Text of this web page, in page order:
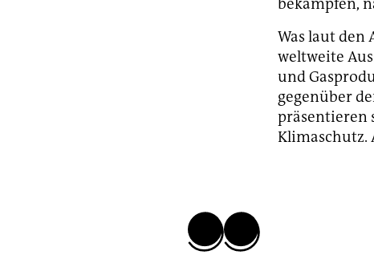
Was laut den
weltweite
und
gegenüber
präsentieren
Klimaschutz.